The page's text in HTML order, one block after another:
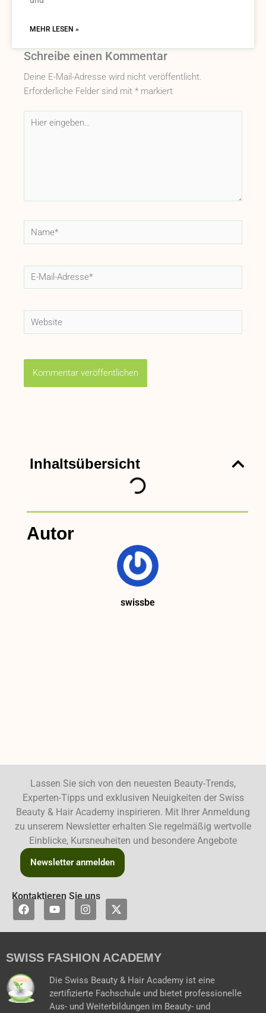
MEHR LESEN »
Schreibe einen Kommentar
Deine E-Mail-Adresse wird nicht veröffentlicht.
Erforderliche Felder sind mit * markiert
Hier
Name*
Mail-
Website
Inhaltsübersicht
Autor
swissbe
Lassen Sie sich von den neuesten Beauty-Trends,
Experten-Tipps und exklusiven Neuigkeiten der Swiss
Beauty & Hair Academy inspirieren. Mit Ihrer Anmeldung
zu unserem Newsletter erhalten Sie regelmäßig wertvolle
Einblicke, Kursneuheiten und besondere Angebote
Newsletter anmelden
Kontaktieren Sie uns
F
a
e
o
k
Y
o
t
b
I
n
t
g
a
m
X
-
w
t
e
r
SWISS FASHION ACADEMY
Die Swiss Beauty & Hair Academy ist eine
zertifizierte Fachschule und bietet professionelle
Aus- und Weiterbildungen im Beauty- und